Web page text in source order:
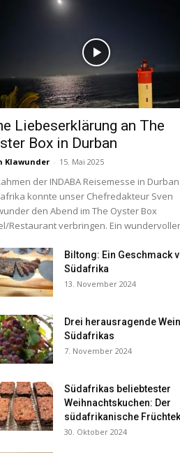
Liebeserklärung an The
Box in Durban
Klawunder - 15. Mai 2025
der INDABA Reisemesse in
konnte unser Chefredakteur Sven
den Abend im The Oyster Box
Restaurant verbringen. Ein
Biltong: Ein Geschmack
Südafrika
13. November 2024
Drei herausragende
Südafrikas
7. November 2024
Südafrikas beliebtester
Weihnachtskuchen: Der
südafrikanische
30. Oktober 2024